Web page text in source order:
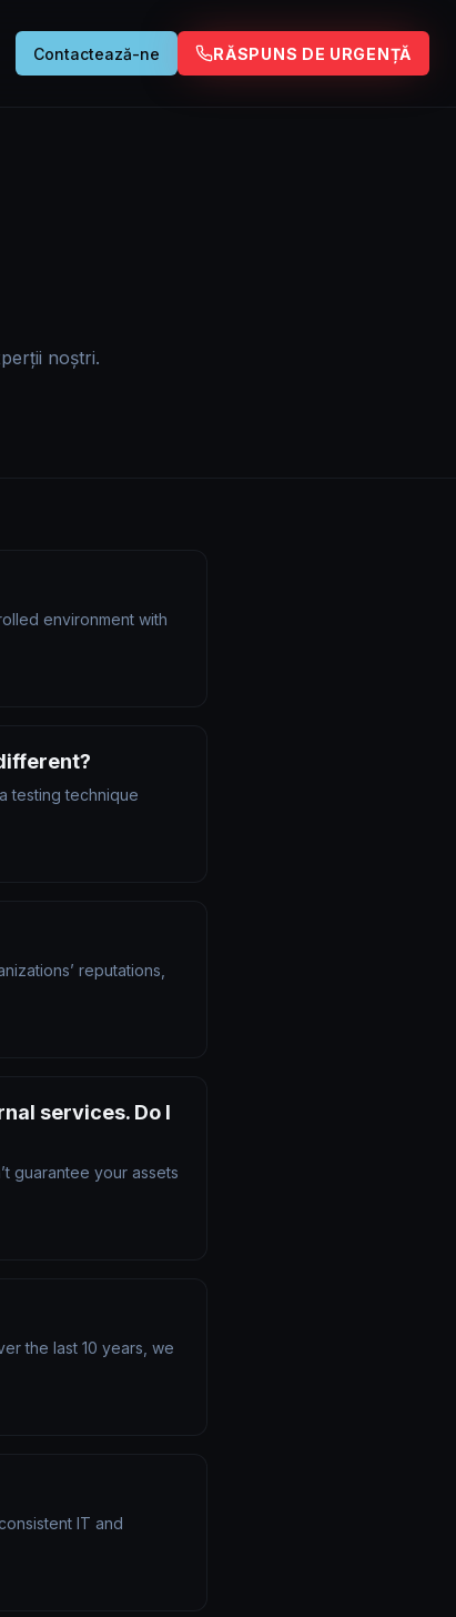
Contactează-ne RĂSPUNS DE URGENȚĂ
noștri.
environment with
testing technique
reputations,
services. Do I
guarantee your assets
the last 10 years, we
IT and